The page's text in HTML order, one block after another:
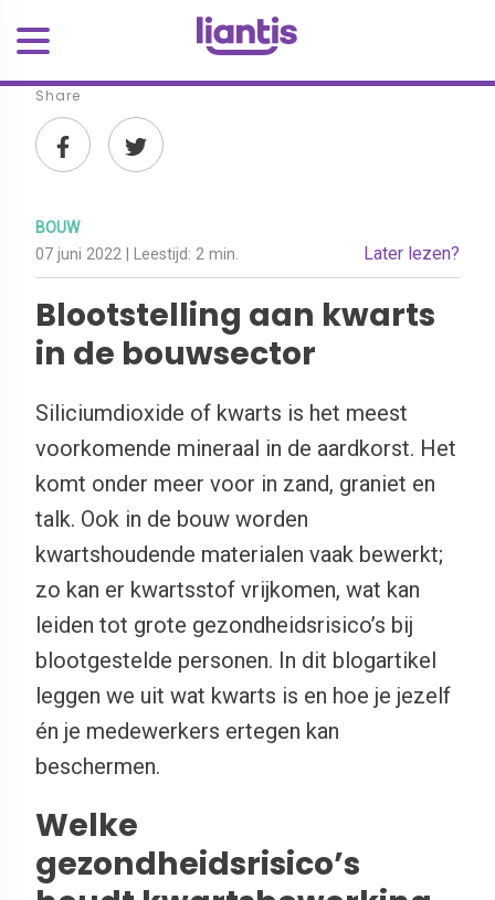
Share
BOUW
07 juni 2022 | Leestijd: 2 min. Later lezen?
Blootstelling aan kwarts
in de bouwsector
Siliciumdioxide of kwarts is het meest
voorkomende mineraal in de aardkorst. Het
komt onder meer voor in zand, graniet en
talk. Ook in de bouw worden
kwartshoudende materialen vaak bewerkt;
zo kan er kwartsstof vrijkomen, wat kan
leiden tot grote gezondheidsrisico’s bij
blootgestelde personen. In dit blogartikel
leggen we uit wat kwarts is en hoe je jezelf
én je medewerkers ertegen kan
beschermen.
Welke
gezondheidsrisico’s